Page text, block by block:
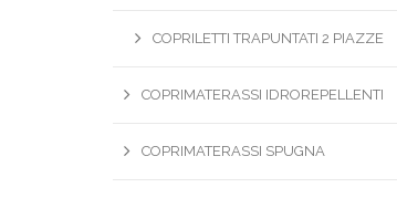
COPRILETTI TRAPUNTATI 2 PIAZZE
COPRIMATERASSI IDROREPELLENTI
COPRIMATERASSI SPUGNA